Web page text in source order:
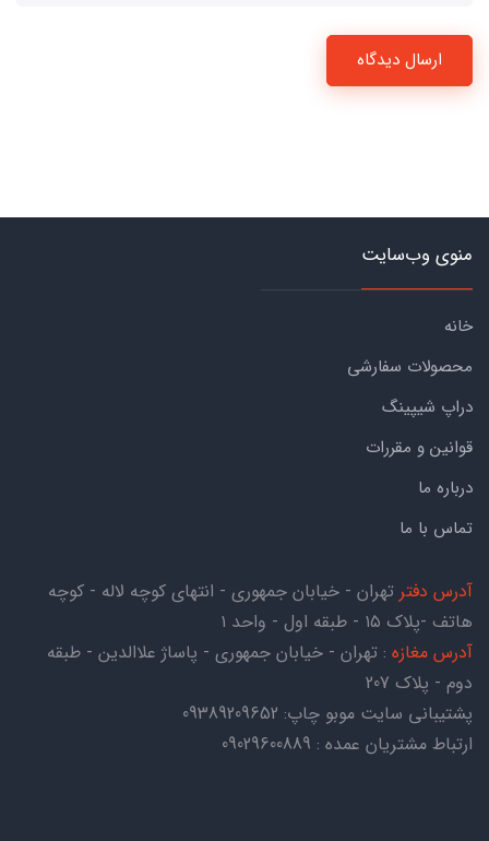
ارسال دیدگاه
منوی وب‌سایت
خانه
محصولات سفارشی
دراپ شیپینگ
قوانین و مقررات
درباره ما
تماس با ما
آدرس دفتر تهران - خیابان جمهوری - انتهای کوچه لاله - کوچه
هاتف -پلاک ۱۵ - طبقه اول - واحد ۱
آدرس مغازه : تهران - خیابان جمهوری - پاساژ علاالدین - طبقه
دوم - پلاک 207
پشتیبانی سایت موبو چاپ: 09389209652
ارتباط مشتریان عمده : 09029600889